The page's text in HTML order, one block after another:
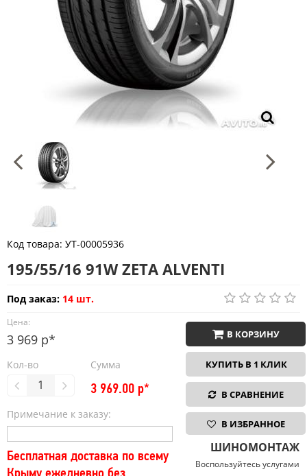
Код товара: УТ-00005936
195/55/16 91W ZETA ALVENTI
Под заказ: 14 шт.
Цена:
3 969 р*
Кол-во Сумма
3 969.00 р*
Примечание к заказу:
Бесплатная доставка по всему
В КОРЗИНУ
КУПИТЬ В 1 КЛИК
В СРАВНЕНИЕ
В ИЗБРАННОЕ
ШИНОМОНТАЖ
Воспользуйтесь услугами